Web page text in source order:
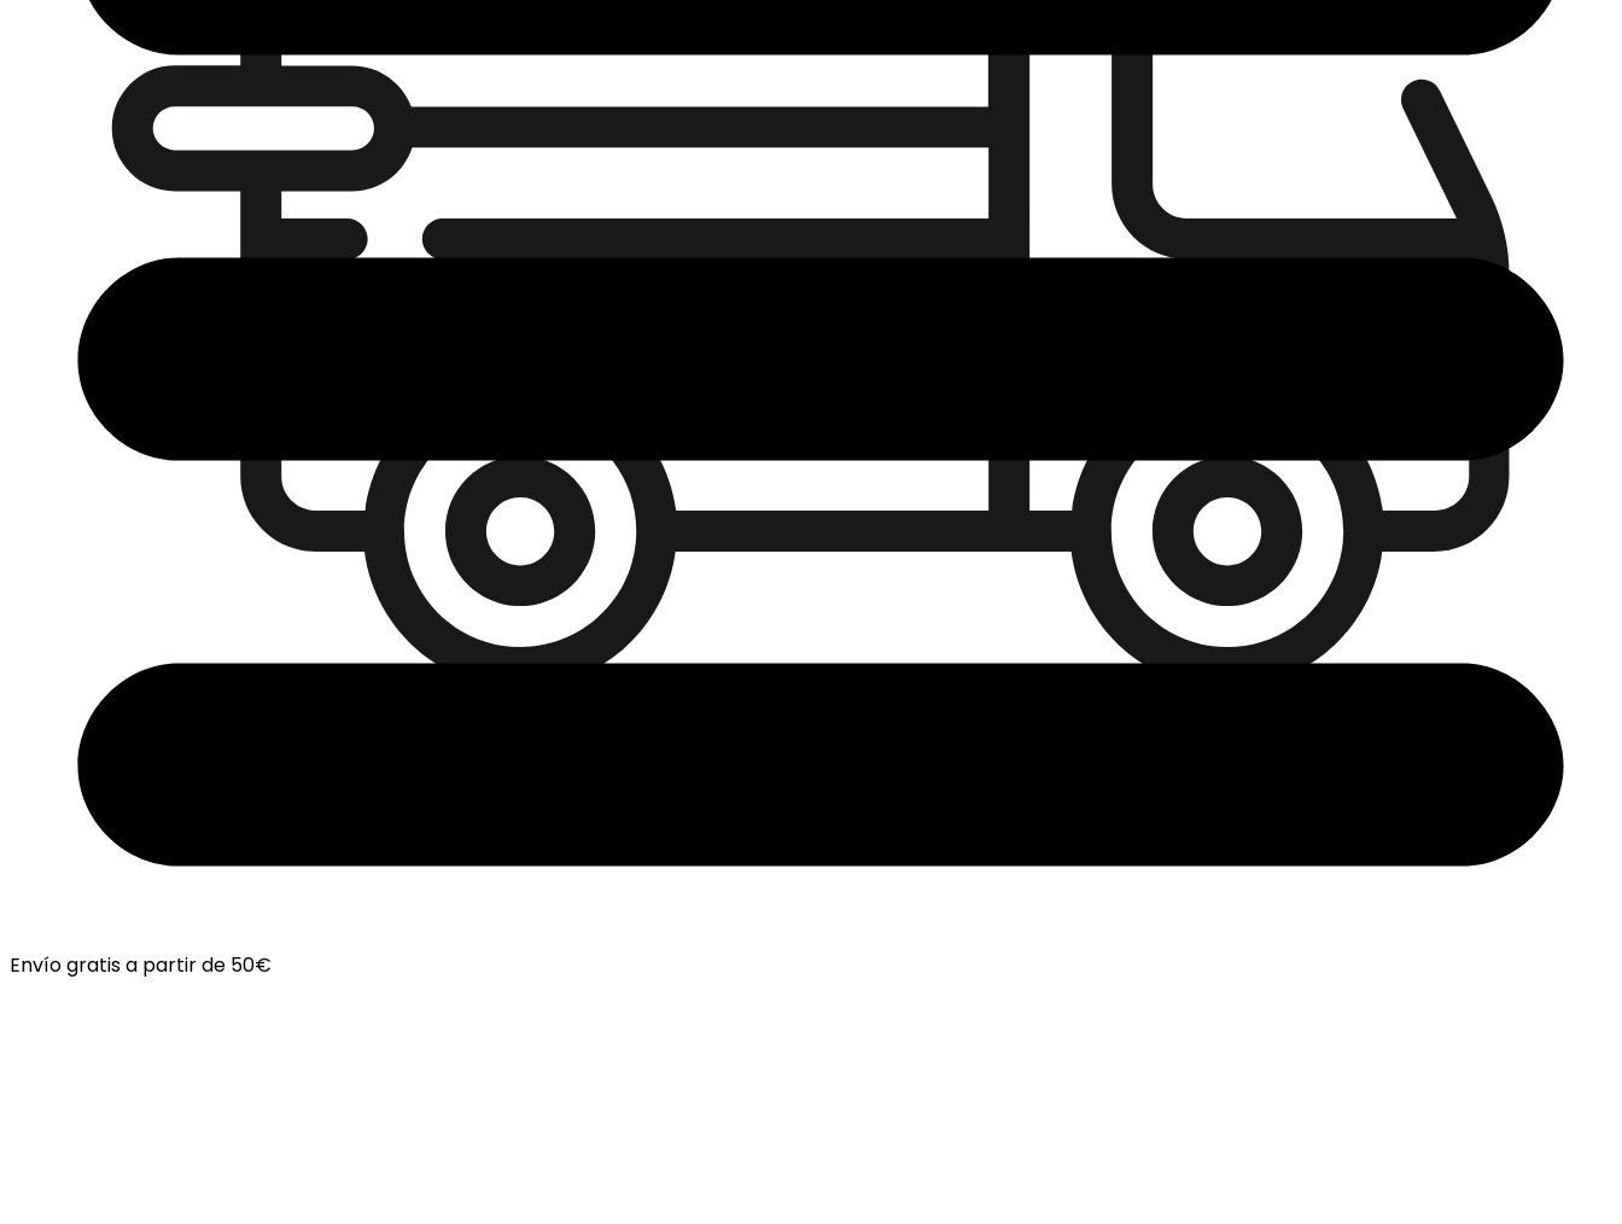
Envío gratis a partir de 50€